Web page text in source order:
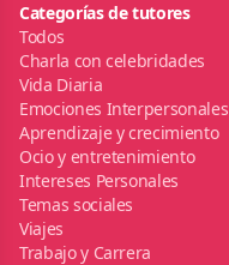
Categorías de tutores
Todos
Charla con celebridades
Vida Diaria
Emociones Interpersonales
Aprendizaje y crecimiento
Ocio y entretenimiento
Intereses Personales
Temas sociales
Viajes
Trabajo y Carrera